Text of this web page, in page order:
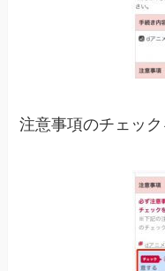
注意事項のチェック